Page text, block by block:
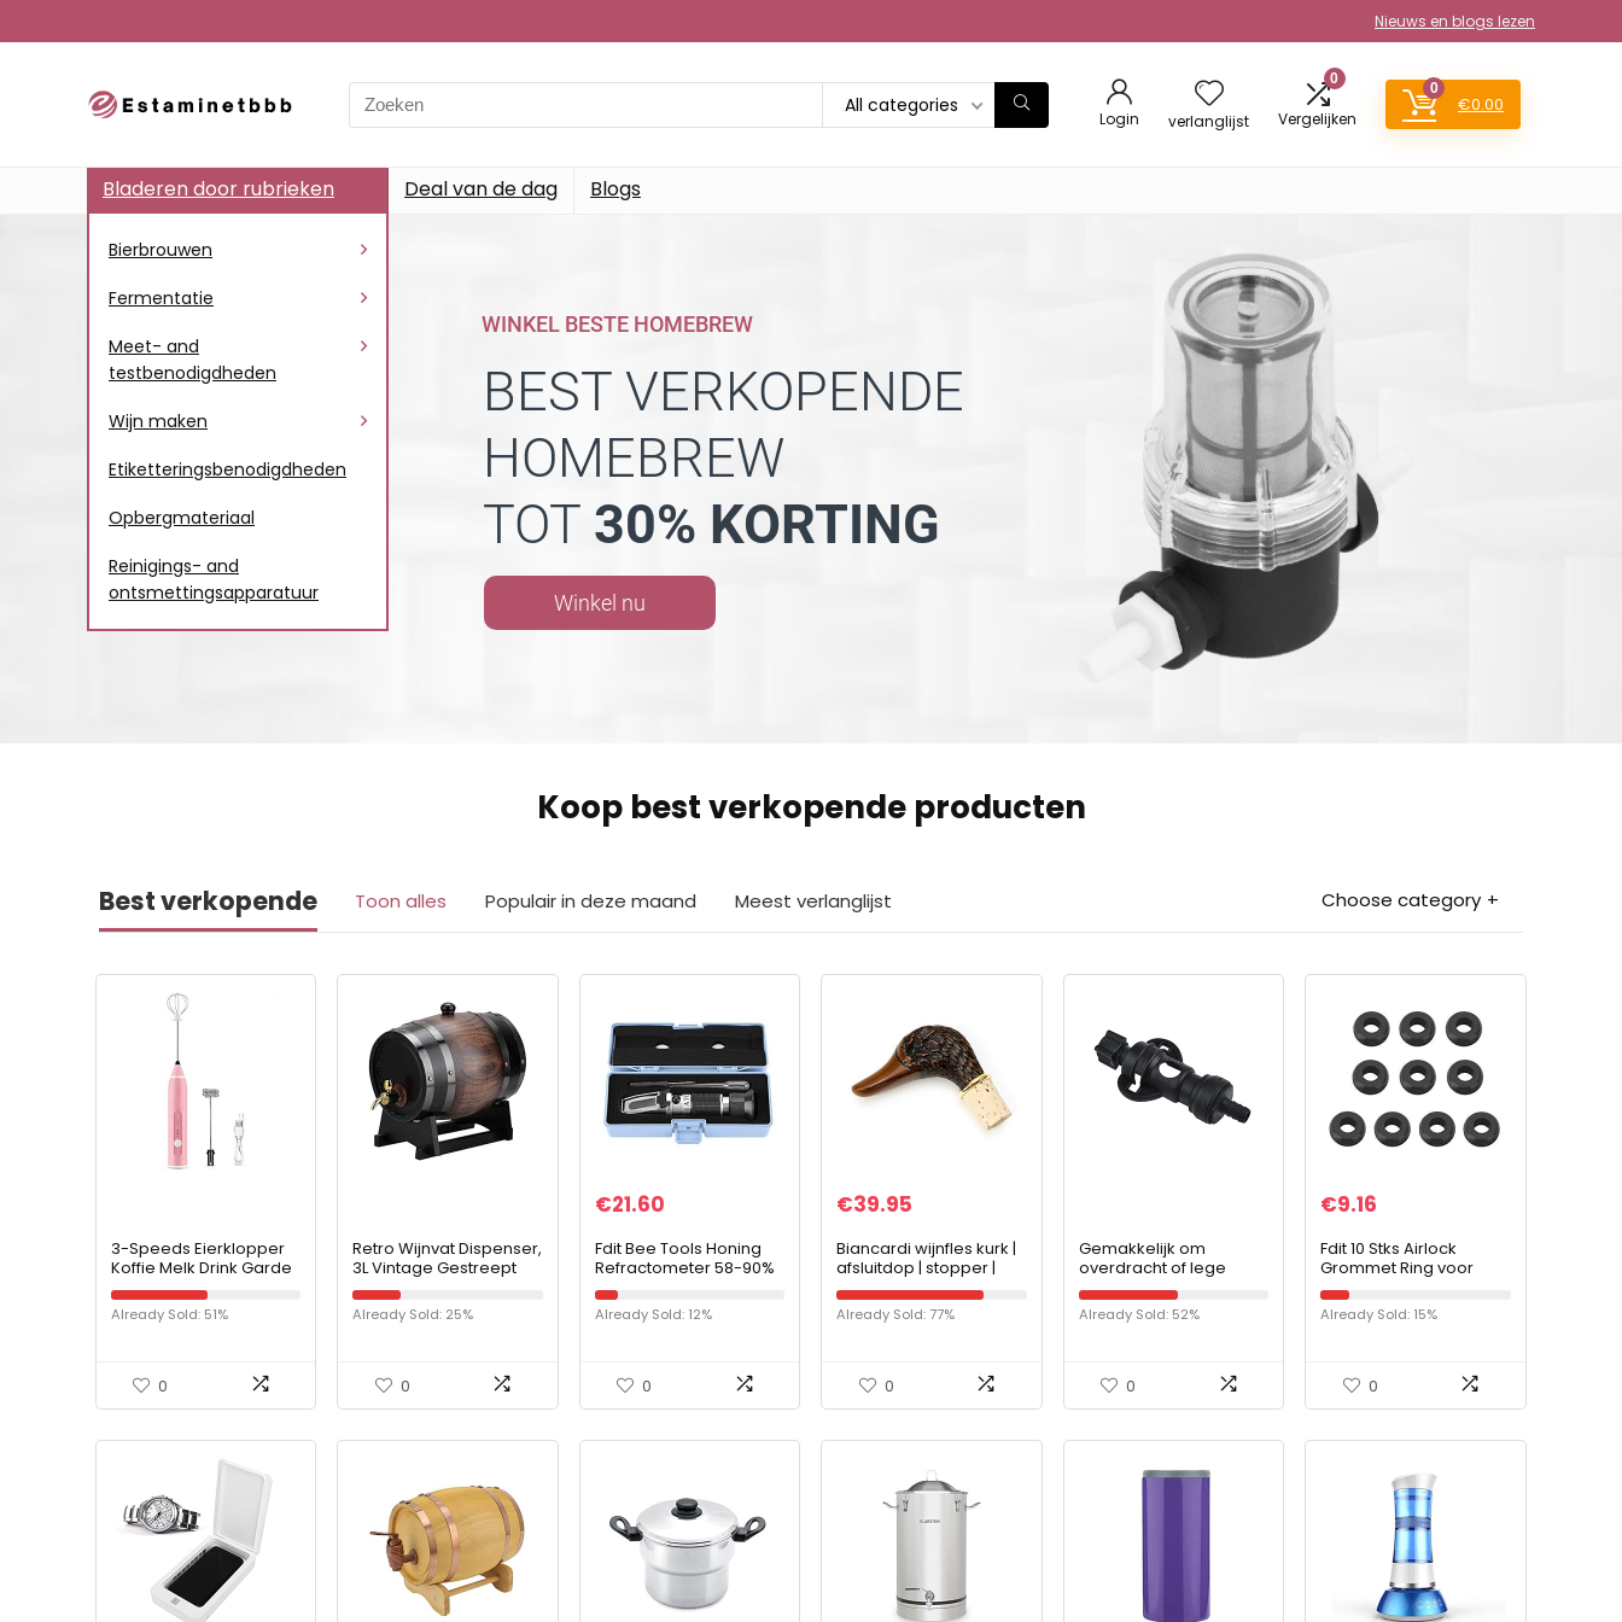
Nieuws en blogs lezen
All categories
Login verlanglijst
0
Vergelijken
0
€0.00
Bladeren door rubrieken
Bierbrouwen
Fermentatie
Meet- and
testbenodigdheden
Wijn maken
Etiketteringsbenodigdheden
Opbergmateriaal
Reinigings- and
ontsmettingsapparatuur
Deal van de dag Blogs
BEST VERKOPENDE
HOMEBREW
TOT 30% KORTING
WINKEL BESTE HOMEBREW
Winkel nu
Koop best verkopende producten
Best verkopende Toon alles Populair in deze maand Meest verlanglijst Choose category
3-Speeds Eierklopper
Koffie Melk Drink Garde
Mixer Eggbeater Frother
Roerder USB
Oplaadbare Handheld
Already Sold: 51%
0
Retro Wijnvat Dispenser,
3L Vintage Gestreept
Zwart Eiken Rood
Mutifuctionele Hout Wijn
Container Grote
Container Met Kraan,
voor Thuis Cafe Thee
Already Sold: 25%
0
€21.60
Fdit Bee Tools Honing
Refractometer 58-90%
Sugar Content Bijenteelt
Draagbare
Refractometer Honing
Gecondenseerde Melk,
Suikersiroop
Already Sold: 12%
0
€39.95
Biancardi wijnfles kurk |
afsluitdop | stopper |
stop | verzegeling |
bewaker voor bar, feest
(eend), Made in Italy
Already Sold: 77%
0
Gemakkelijk om
overdracht of lege
Boxed wijnzakken bij te
vullen, zak in doos BIB-
connector
Already Sold: 52%
0
€9.16
Fdit 10 Stks Airlock
Grommet Ring voor
Fermenter Deksel Bier
Brewing Tool
Accessoires
Already Sold: 15%
0